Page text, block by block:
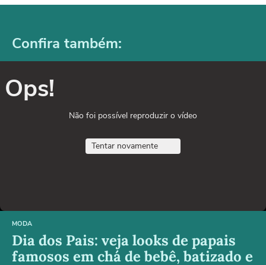
Confira também:
Ops!
Não foi possível reproduzir o vídeo
Tentar novamente
MODA
Dia dos Pais: veja looks de papais
famosos em chá de bebê, batizado e